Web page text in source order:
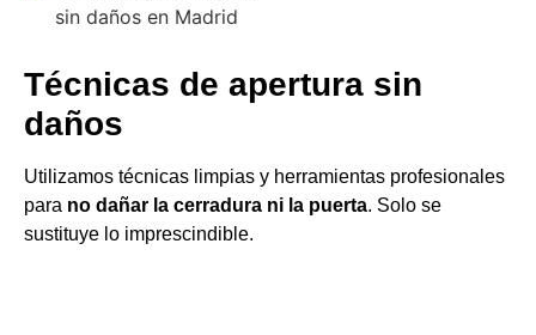
Técnicas de apertura sin
daños
Utilizamos técnicas limpias y herramientas profesionales
para no dañar la cerradura ni la puerta. Solo se
sustituye lo imprescindible.